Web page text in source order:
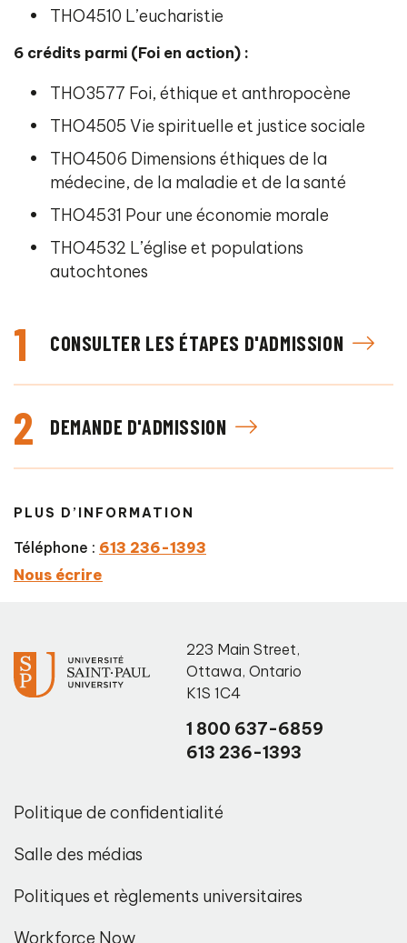
1 CONSULTER LES ÉTAPES D'ADMISSION
2 DEMANDE D'ADMISSION
PLUS D’INFORMATION
Téléphone : 613 236-1393
Nous écrire
THO4510 L’eucharistie
6 crédits parmi (Foi en action) :
THO3577 Foi, éthique et anthropocène
THO4505 Vie spirituelle et justice sociale
THO4506 Dimensions éthiques de la
médecine, de la maladie et de la santé
THO4531 Pour une économie morale
THO4532 L’église et populations
autochtones
223 Main Street,
Ottawa, Ontario
K1S 1C4
1 800 637-6859
613 236-1393
Politique de confidentialité
Salle des médias
Politiques et règlements universitaires
Workforce Now